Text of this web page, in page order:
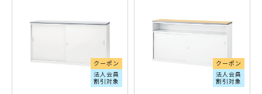
クーポン
法人会員
割引対象
クーポン
法人会員
割引対象